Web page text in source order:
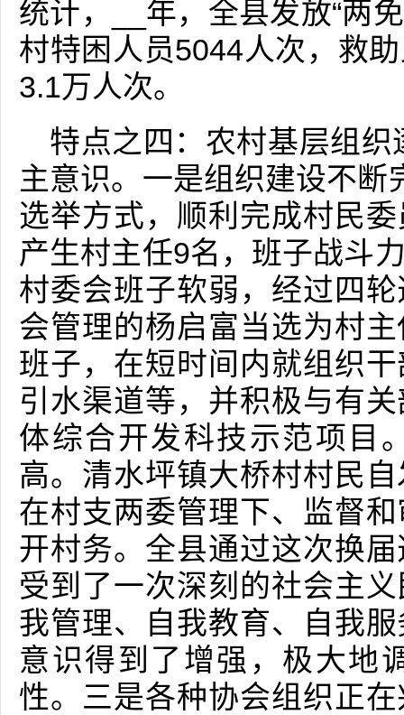
统计，__年，全县发放“两
村特困人员5044人次，救
3.1万人次。
特点之四：农村基层组
主意识。一是组织建设不
选举方式，顺利完成村民
产生村主任9名，班子战斗
村委会班子软弱，经过四
会管理的杨启富当选为村
班子，在短时间内就组织
引水渠道等，并积极与有
体综合开发科技示范项目
高。清水坪镇大桥村村民
在村支两委管理下、监督
开村务。全县通过这次换
受到了一次深刻的社会主
我管理、自我教育、自我
意识得到了增强，极大地
性。三是各种协会组织正